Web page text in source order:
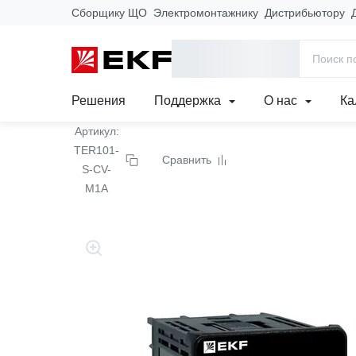
Сборщику ЩО Электромонтажнику Дистрибьютору
Решения Поддержка О нас
Главная
Измеритель-регулятор
Артикул:
TER101-
S-CV-
M1A
Сравнить